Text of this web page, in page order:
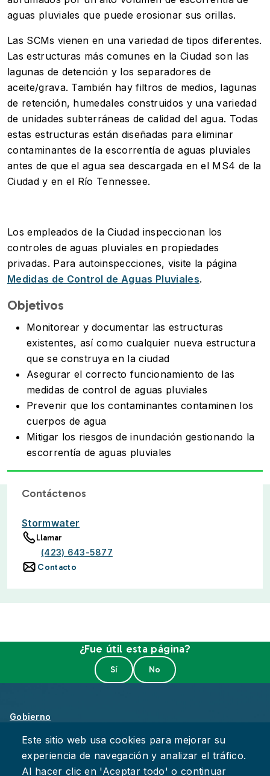
aguas pluviales que puede erosionar sus orillas.
Las SCMs vienen en una variedad de tipos diferentes.
Las estructuras más comunes en la Ciudad son las
lagunas de detención y los separadores de
aceite/grava. También hay filtros de medios, lagunas
de retención, humedales construidos y una variedad
de unidades subterráneas de calidad del agua. Todas
estas estructuras están diseñadas para eliminar
contaminantes de la escorrentía de aguas pluviales
antes de que el agua sea descargada en el MS4 de la
Ciudad y en el Río Tennessee.
Los empleados de la Ciudad inspeccionan los
controles de aguas pluviales en propiedades
privadas. Para autoinspecciones, visite la página
Medidas de Control de Aguas Pluviales.
Objetivos
Monitorear y documentar las estructuras
existentes, así como cualquier nueva estructura
que se construya en la ciudad
Asegurar el correcto funcionamiento de las
medidas de control de aguas pluviales
Prevenir que los contaminantes contaminen los
cuerpos de agua
Mitigar los riesgos de inundación gestionando la
escorrentía de aguas pluviales
Contáctenos
Stormwater
Llamar
(423) 643-5877
Contacto
¿Fue útil esta página?
Gobierno
Sobre Chattanooga
Empleos
Este sitio web usa cookies para mejorar su
experiencia de navegación y analizar el tráfico.
Al hacer clic en 'Aceptar todo' o continuar